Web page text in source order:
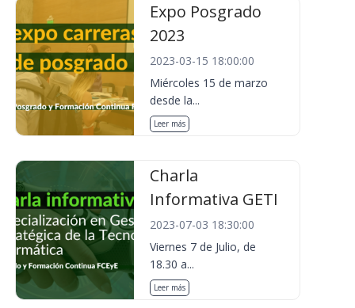
Expo Posgrado
2023
2023-03-15 18:00:00
Miércoles 15 de marzo
desde la...
Leer más
Charla
Informativa GETI
2023-07-03 18:30:00
Viernes 7 de Julio, de
18.30 a...
Leer más